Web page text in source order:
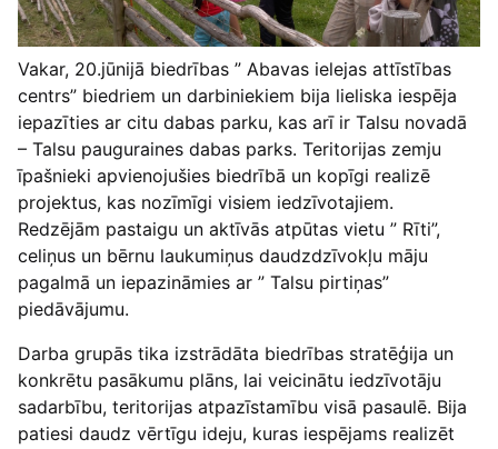
Vakar, 20.jūnijā biedrības ” Abavas ielejas attīstības
centrs” biedriem un darbiniekiem bija lieliska iespēja
iepazīties ar citu dabas parku, kas arī ir Talsu novadā
– Talsu pauguraines dabas parks. Teritorijas zemju
īpašnieki apvienojušies biedrībā un kopīgi realizē
projektus, kas nozīmīgi visiem iedzīvotajiem.
Redzējām pastaigu un aktīvās atpūtas vietu ” Rīti”,
celiņus un bērnu laukumiņus daudzdzīvokļu māju
pagalmā un iepazināmies ar ” Talsu pirtiņas”
piedāvājumu.
Darba grupās tika izstrādāta biedrības stratēģija un
konkrētu pasākumu plāns, lai veicinātu iedzīvotāju
sadarbību, teritorijas atpazīstamību visā pasaulē. Bija
patiesi daudz vērtīgu ideju, kuras iespējams realizēt